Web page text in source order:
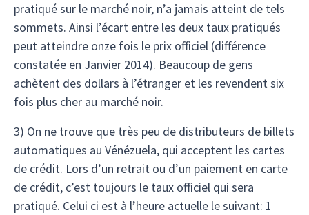
pratiqué sur le marché noir, n’a jamais atteint de tels
sommets. Ainsi l’écart entre les deux taux pratiqués
peut atteindre onze fois le prix officiel (différence
constatée en Janvier 2014). Beaucoup de gens
achètent des dollars à l’étranger et les revendent six
fois plus cher au marché noir.
3) On ne trouve que très peu de distributeurs de billets
automatiques au Vénézuela, qui acceptent les cartes
de crédit. Lors d’un retrait ou d’un paiement en carte
de crédit, c’est toujours le taux officiel qui sera
pratiqué. Celui ci est à l’heure actuelle le suivant: 1